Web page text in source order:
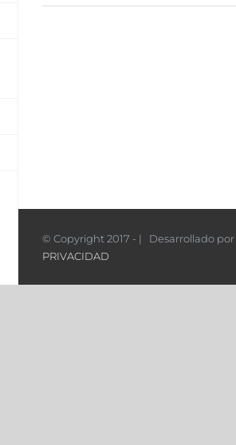
© Copyright 2017 - | Desarrollado por
PRIVACIDAD